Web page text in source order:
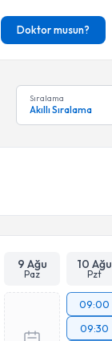
Doktor musun?
Sıralama
Akıllı Sıralama
9 Ağu
Paz
10 Ağu
Pzt
09:00
09:30